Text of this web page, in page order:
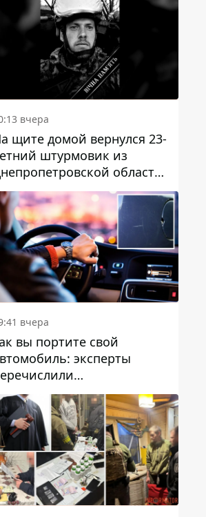
вчера
щите домой вернулся 23-
штурмовик из
области
Бескровный
вчера
вы портите свой
эксперты
водителей,
на самом деле
машине